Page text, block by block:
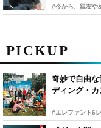
PICKUP
奇妙で自由
ディング・
#エレファント6
#今から、親友や